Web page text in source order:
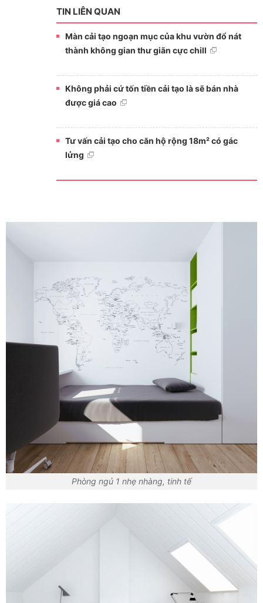
TIN LIÊN QUAN
Màn cải tạo ngoạn mục của khu vườn đổ nát
thành không gian thư giãn cực chill
Không phải cứ tốn tiền cải tạo là sẽ bán nhà
được giá cao
Tư vấn cải tạo cho căn hộ rộng 18m² có gác
lửng
Phòng ngủ 1 nhẹ nhàng, tinh tế